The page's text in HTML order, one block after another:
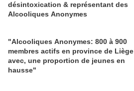
désintoxication & représentant des
Alcooliques Anonymes
"Alcooliques Anonymes: 800 à 900
membres actifs en province de Liège
avec, une proportion de jeunes en
hausse"